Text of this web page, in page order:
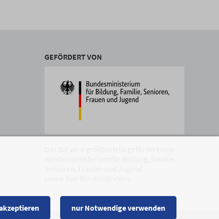
nur Notwendige verwenden
GEFÖRDERT VON